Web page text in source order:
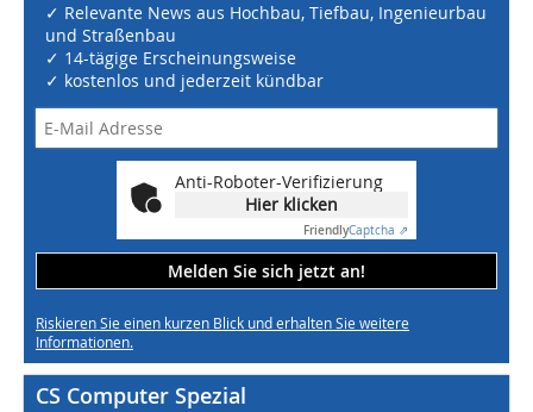
✓ Relevante News aus Hochbau, Tiefbau, Ingenieurbau
und Straßenbau
✓ 14-tägige Erscheinungsweise
✓ kostenlos und jederzeit kündbar
Anti-Roboter-Verifizierung
Hier klicken
FriendlyCaptcha ⇗
Melden Sie sich jetzt an!
Riskieren Sie einen kurzen Blick und erhalten Sie weitere
Informationen.
CS Computer Spezial